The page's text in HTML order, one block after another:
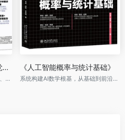
《AIGC艺术设计实战：视觉传达》
超多案例，详细解析，包装、标志、UI、IP、海报、装饰图形设计全覆盖。
《人工智能概率与统计基础》
系统构建AI数学根基，从基础到前沿无缝衔接